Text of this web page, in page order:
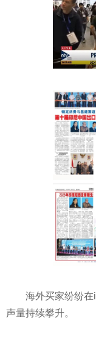
海外买家纷纷
声量持续攀升。